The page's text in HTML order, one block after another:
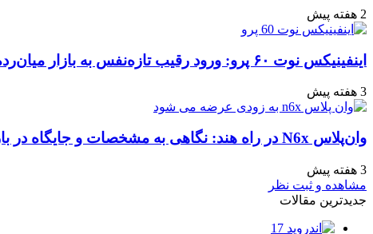
2 هفته پیش
اینفینیکس نوت ۶۰ پرو: ورود رقیب تازه‌نفس به بازار میان‌رده هند
3 هفته پیش
وان‌پلاس N6x در راه هند: نگاهی به مشخصات و جایگاه در بازار
3 هفته پیش
مشاهده و ثبت نظر
جدیدترین مقالات